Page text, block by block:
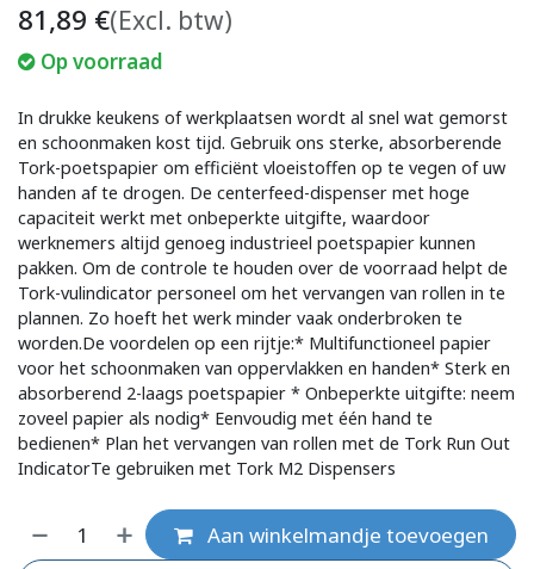
81,89 €(Excl. btw)
Op voorraad
In drukke keukens of werkplaatsen wordt al snel wat gemorst
en schoonmaken kost tijd. Gebruik ons sterke, absorberende
Tork-poetspapier om efficiënt vloeistoffen op te vegen of uw
handen af te drogen. De centerfeed-dispenser met hoge
capaciteit werkt met onbeperkte uitgifte, waardoor
werknemers altijd genoeg industrieel poetspapier kunnen
pakken. Om de controle te houden over de voorraad helpt de
Tork-vulindicator personeel om het vervangen van rollen in te
plannen. Zo hoeft het werk minder vaak onderbroken te
worden.De voordelen op een rijtje:* Multifunctioneel papier
voor het schoonmaken van oppervlakken en handen* Sterk en
absorberend 2-laags poetspapier * Onbeperkte uitgifte: neem
zoveel papier als nodig* Eenvoudig met één hand te
bedienen* Plan het vervangen van rollen met de Tork Run Out
IndicatorTe gebruiken met Tork M2 Dispensers
Aan winkelmandje toevoegen